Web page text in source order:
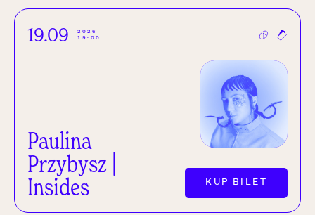
19.09
2026
19:00
Paulina
Przybysz |
Insides
KUP BILET